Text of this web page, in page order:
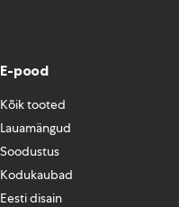
E-pood
Kõik tooted
Lauamängud
Soodustus
Kodukaubad
Eesti disain